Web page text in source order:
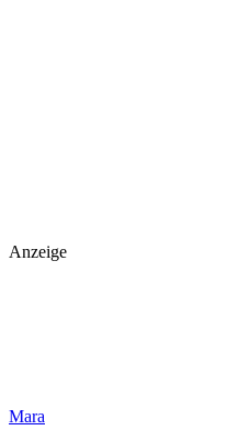
Anzeige
Mara